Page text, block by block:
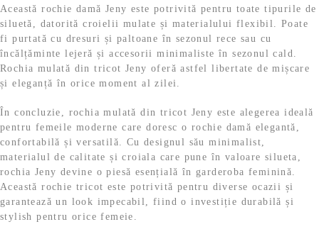
Această rochie damă Jeny este potrivită pentru toate tipurile de
siluetă, datorită croielii mulate și materialului flexibil. Poate
fi purtată cu dresuri și paltoane în sezonul rece sau cu
încălțăminte lejeră și accesorii minimaliste în sezonul cald.
Rochia mulată din tricot Jeny oferă astfel libertate de mișcare
și eleganță în orice moment al zilei.
În concluzie, rochia mulată din tricot Jeny este alegerea ideală
pentru femeile moderne care doresc o rochie damă elegantă,
confortabilă și versatilă. Cu designul său minimalist,
materialul de calitate și croiala care pune în valoare silueta,
rochia Jeny devine o piesă esențială în garderoba feminină.
Această rochie tricot este potrivită pentru diverse ocazii și
garantează un look impecabil, fiind o investiție durabilă și
stylish pentru orice femeie.